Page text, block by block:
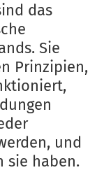
das
Sie
Prinzipien,
und
sie haben.